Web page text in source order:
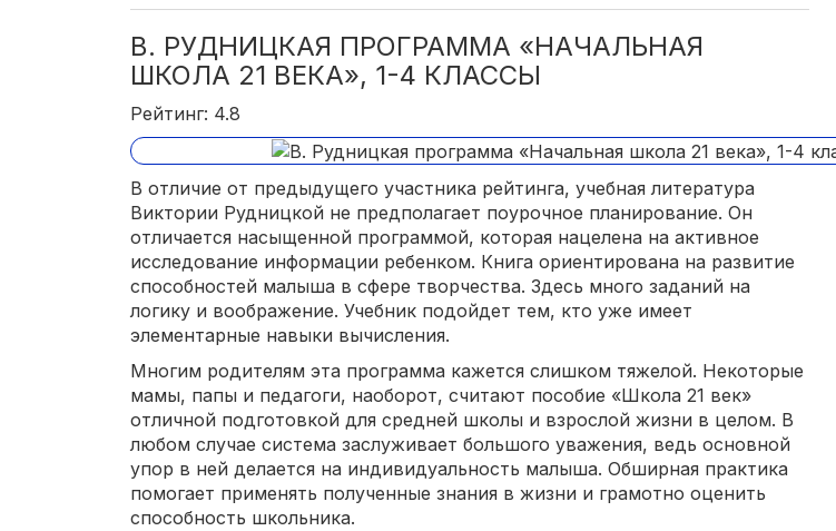
В. РУДНИЦКАЯ ПРОГРАММА «НАЧАЛЬНАЯ
ШКОЛА 21 ВЕКА», 1-4 КЛАССЫ
Рейтинг: 4.8
В отличие от предыдущего участника рейтинга, учебная литература
Виктории Рудницкой не предполагает поурочное планирование. Он
отличается насыщенной программой, которая нацелена на активное
исследование информации ребенком. Книга ориентирована на развитие
способностей малыша в сфере творчества. Здесь много заданий на
логику и воображение. Учебник подойдет тем, кто уже имеет
элементарные навыки вычисления.
Многим родителям эта программа кажется слишком тяжелой. Некоторые
мамы, папы и педагоги, наоборот, считают пособие «Школа 21 век»
отличной подготовкой для средней школы и взрослой жизни в целом. В
любом случае система заслуживает большого уважения, ведь основной
упор в ней делается на индивидуальность малыша. Обширная практика
помогает применять полученные знания в жизни и грамотно оценить
способность школьника.